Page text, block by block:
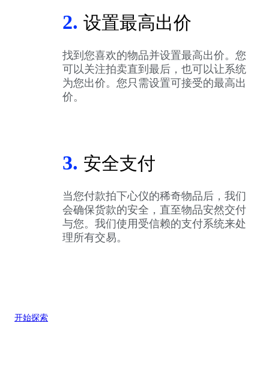
2. 设置最高出价
找到您喜欢的物品并设置最高出价。您
可以关注拍卖直到最后，也可以让系统
为您出价。您只需设置可接受的最高出
价。
3. 安全支付
当您付款拍下心仪的稀奇物品后，我们
会确保货款的安全，直至物品安然交付
与您。我们使用受信赖的支付系统来处
理所有交易。
开始探索